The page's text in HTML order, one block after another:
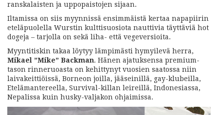
ranskalaisten ja uppopaistojen sijaan.
Iltamissa on siis myynnissä ensimmäistä kertaa napapiirin
eteläpuolella Wurstin kulttisuosiota nauttivia täyttäviä hot
dogeja – tarjolla on sekä liha- että vegeversioita.
Myyntitiskin takaa löytyy lämpimästi hymyilevä herra,
Mikael ”Mike” Backman. Hänen ajatuksensa premium-
tason rinneruoasta on kehittynyt vuosien saatossa niin
laivakeittiöissä, Borneon joilla, jääseinillä, gay-klubeilla,
Etelämantereella, Survival-killan leireillä, Indonesiassa,
Nepalissa kuin husky-valjakon ohjaimissa.